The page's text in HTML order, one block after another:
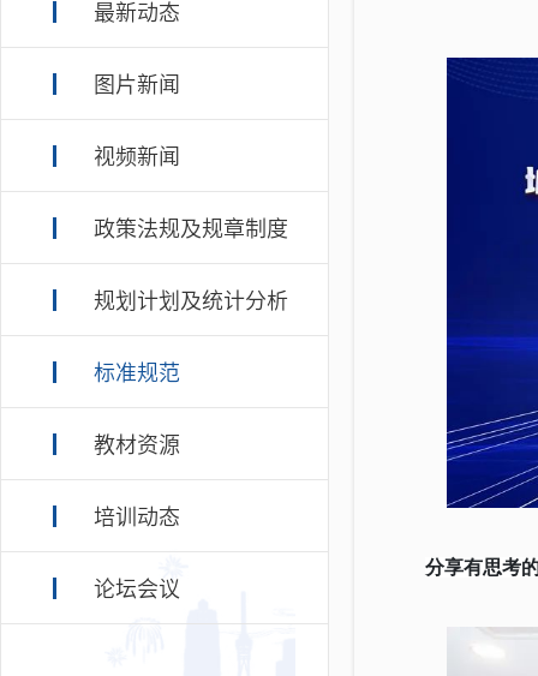
最新动态
图片新闻
视频新闻
政策法规及规章制度
规划计划及统计分析
标准规范
教材资源
培训动态
论坛会议
分享有思考